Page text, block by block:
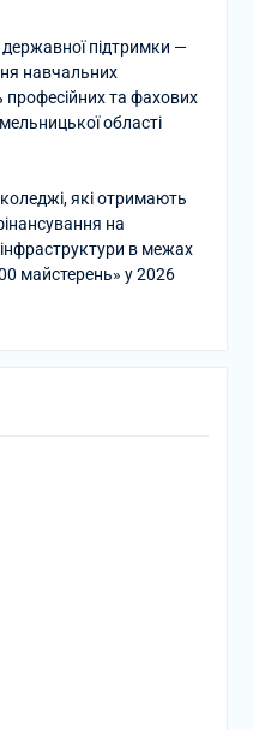
підтримки —
навчальних
професійних та фахових
області
які отримають
на
в межах
майстерень» у 2026